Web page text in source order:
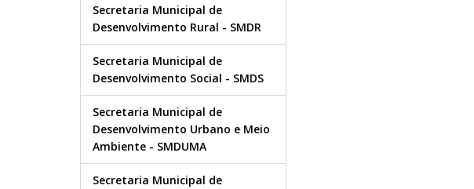
Secretaria Municipal de
Desenvolvimento Rural - SMDR
Secretaria Municipal de
Desenvolvimento Social - SMDS
Secretaria Municipal de
Desenvolvimento Urbano e Meio
Ambiente - SMDUMA
Secretaria Municipal de